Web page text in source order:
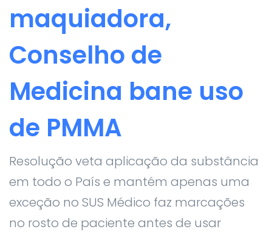
maquiadora,
Conselho de
Medicina bane uso
de PMMA
Resolução veta aplicação da substância
em todo o País e mantém apenas uma
exceção no SUS Médico faz marcações
no rosto de paciente antes de usar